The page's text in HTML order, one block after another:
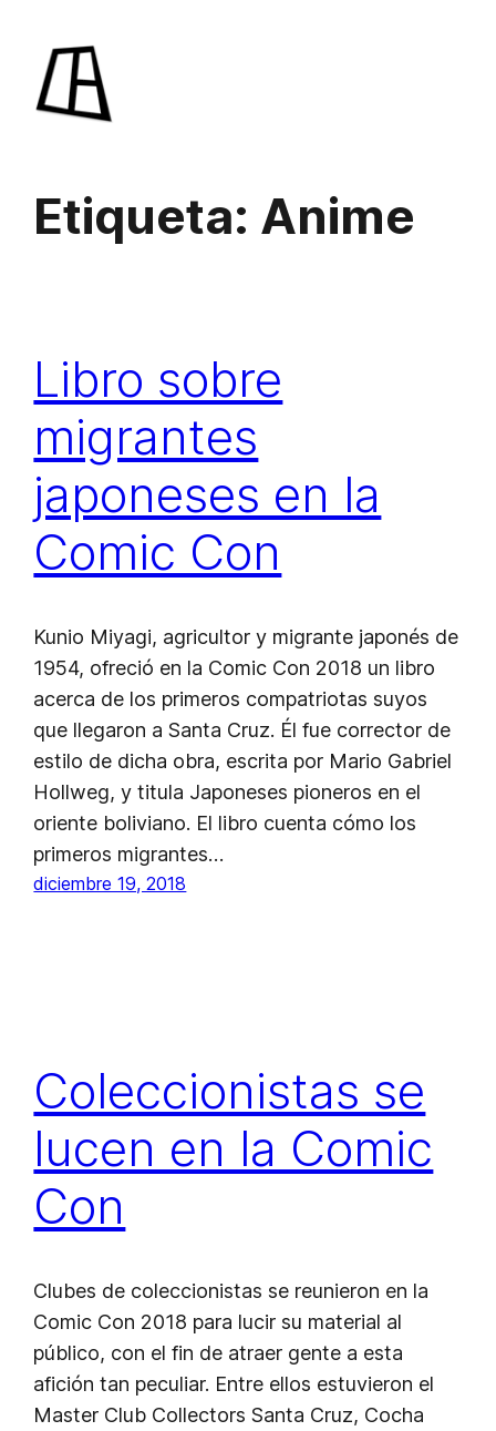
contenido
Etiqueta: Anime
Libro sobre
migrantes
japoneses en la
Comic Con
Kunio Miyagi, agricultor y migrante japonés de
1954, ofreció en la Comic Con 2018 un libro
acerca de los primeros compatriotas suyos
que llegaron a Santa Cruz. Él fue corrector de
estilo de dicha obra, escrita por Mario Gabriel
Hollweg, y titula Japoneses pioneros en el
oriente boliviano. El libro cuenta cómo los
primeros migrantes…
diciembre 19, 2018
Coleccionistas se
lucen en la Comic
Con
Clubes de coleccionistas se reunieron en la
Comic Con 2018 para lucir su material al
público, con el fin de atraer gente a esta
afición tan peculiar. Entre ellos estuvieron el
Master Club Collectors Santa Cruz, Cocha